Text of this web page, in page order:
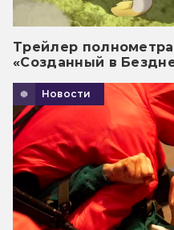
Трейлер
«Созданный в
Новости